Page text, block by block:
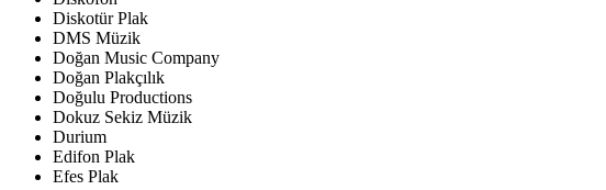
Diskotür Plak
DMS Müzik
Doğan Music Company
Doğan Plakçılık
Doğulu Productions
Dokuz Sekiz Müzik
Durium
Edifon Plak
Efes Plak